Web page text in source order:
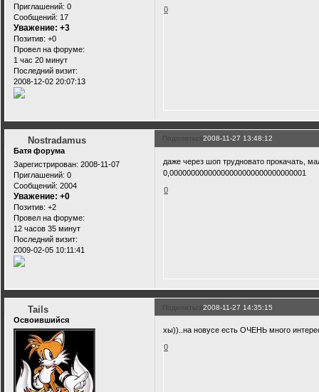
Приглашений: 0
Сообщений: 17
Уважение: +3
Позитив: +0
Провел на форуме:
1 час 20 минут
Последний визит:
2008-12-02 20:07:13
0
Поделиться2008-11-27 13:48:12
Nostradamus
Батя форума
Зарегистрирован: 2008-11-07
Приглашений: 0
Сообщений: 2004
Уважение: +0
Позитив: +2
Провел на форуме:
12 часов 35 минут
Последний визит:
2009-02-05 10:11:41
даже через шоп трудновато прокачать,
0,00000000000000000000000000000001
0
Поделиться2008-11-27 14:35:15
Tails
Освоившийся
хы))..на новусе есть ОЧЕНЬ много
0